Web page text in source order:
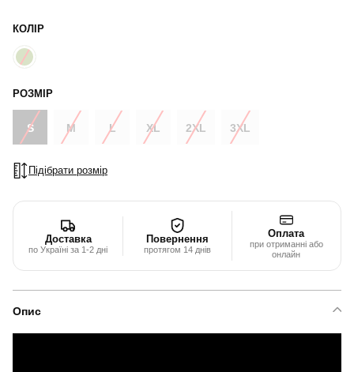
КОЛІР
РОЗМІР
S M L XL 2XL 3XL
Підібрати розмір
Доставка
по Україні за 1-2 дні
Повернення
протягом 14 днів
Оплата
при отриманні або
онлайн
Опис